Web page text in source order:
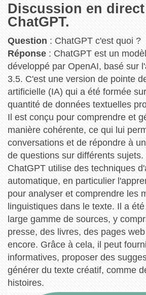
Discussion en direct
ChatGPT.
Question : ChatGPT c'est quoi ?
Réponse : ChatGPT est un
développé par OpenAI, basé sur
3.5. C'est une version de pointe
artificielle (IA) qui a été formée
quantité de données textuelles
Il est conçu pour comprendre et
manière cohérente, ce qui lui
conversations et de répondre à
de questions sur différents sujets.
ChatGPT utilise des techniques
automatique, en particulier
pour analyser et comprendre les
linguistiques dans le texte. Il a
large gamme de sources, y
presse, des livres, des pages
encore. Grâce à cela, il peut
informatives, proposer des
générer du texte créatif, comme
histoires.